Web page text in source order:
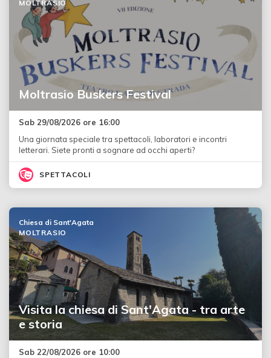
Moltrasio Buskers Festival
MOLTRASIO
Sab 29/08/2026 ore 16:00
Una giornata speciale tra spettacoli, laboratori e incontri
letterari. Siete pronti a sognare ad occhi aperti?
SPETTACOLI
Visita la chiesa di Sant'Agata - tra arte
e storia
Chiesa di Sant'Agata
MOLTRASIO
Sab 22/08/2026 ore 10:00